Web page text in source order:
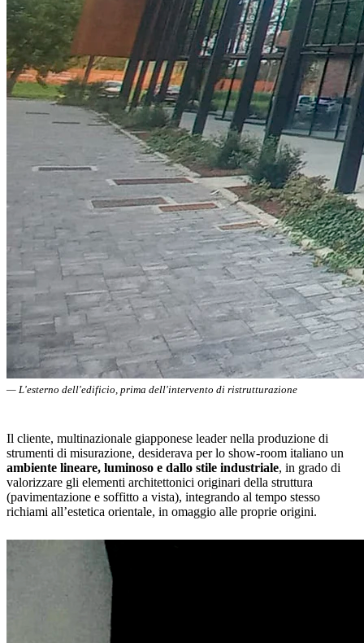
— L'esterno dell'edificio, prima dell'intervento di ristrutturazione
Il cliente, multinazionale giapponese leader nella produzione di
strumenti di misurazione, desiderava per lo show-room italiano un
ambiente lineare, luminoso e dallo stile industriale, in grado di
valorizzare gli elementi architettonici originari della struttura
(pavimentazione e soffitto a vista), integrando al tempo stesso
richiami all’estetica orientale, in omaggio alle proprie origini.